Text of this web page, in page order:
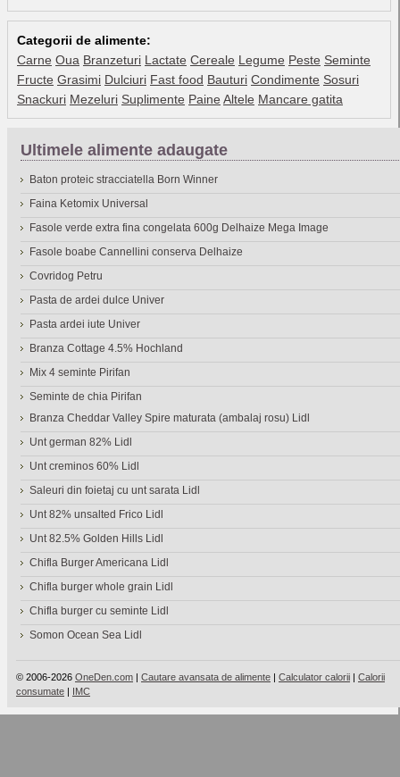
Categorii de alimente:
Carne Oua Branzeturi Lactate Cereale Legume Peste Seminte
Fructe Grasimi Dulciuri Fast food Bauturi Condimente Sosuri
Snackuri Mezeluri Suplimente Paine Altele Mancare gatita
Ultimele alimente adaugate
Baton proteic stracciatella Born Winner
Faina Ketomix Universal
Fasole verde extra fina congelata 600g Delhaize Mega Image
Fasole boabe Cannellini conserva Delhaize
Covridog Petru
Pasta de ardei dulce Univer
Pasta ardei iute Univer
Branza Cottage 4.5% Hochland
Mix 4 seminte Pirifan
Seminte de chia Pirifan
Branza Cheddar Valley Spire maturata (ambalaj rosu) Lidl
Unt german 82% Lidl
Unt creminos 60% Lidl
Saleuri din foietaj cu unt sarata Lidl
Unt 82% unsalted Frico Lidl
Unt 82.5% Golden Hills Lidl
Chifla Burger Americana Lidl
Chifla burger whole grain Lidl
Chifla burger cu seminte Lidl
Somon Ocean Sea Lidl
© 2006-2026 OneDen.com | Cautare avansata de alimente | Calculator calorii | Calorii
consumate | IMC